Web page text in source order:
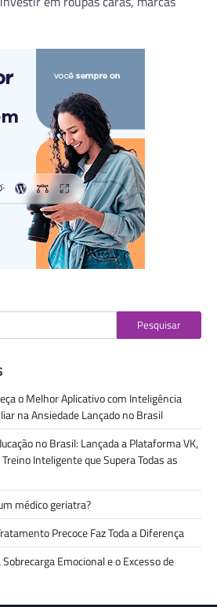
Pesquisar
o Melhor Aplicativo com Inteligência
na Ansiedade Lançado no Brasil
no Brasil: Lançada a Plataforma VK,
Inteligente que Supera Todas as
médico geriatra?
Precoce Faz Toda a Diferença
Emocional e o Excesso de